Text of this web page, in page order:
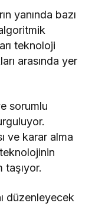
yanında bazı
teknoloji
arasında yer
sorumlu
ve karar alma
taşıyor.
düzenleyecek